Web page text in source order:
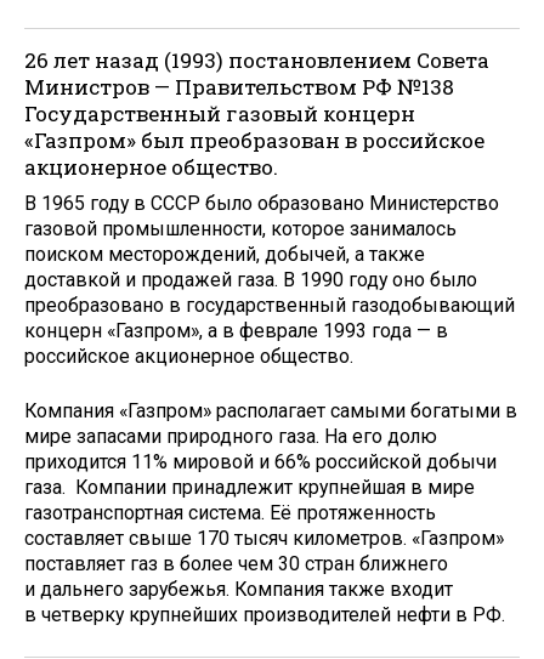
26 лет назад (1993) постановлением Совета
Министров — Правительством РФ №138
Государственный газовый концерн
«Газпром» был преобразован в российское
акционерное общество.
В 1965 году в СССР было образовано Министерство
газовой промышленности, которое занималось
поиском месторождений, добычей, а также
доставкой и продажей газа. В 1990 году оно было
преобразовано в государственный газодобывающий
концерн «Газпром», а в феврале 1993 года — в
российское акционерное общество.
Компания «Газпром» располагает самыми богатыми в
мире запасами природного газа. На его долю
приходится 11% мировой и 66% российской добычи
газа. Компании принадлежит крупнейшая в мире
газотранспортная система. Её протяженность
составляет свыше 170 тысяч километров. «Газпром»
поставляет газ в более чем 30 стран ближнего
и дальнего зарубежья. Компания также входит
в четверку крупнейших производителей нефти в РФ.